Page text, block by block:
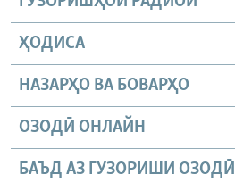
ҲОДИСА
НАЗАРҲО ВА БОВАРҲО
ОЗОДӢ ОНЛАЙН
БАЪД АЗ ГУЗОРИШИ ОЗОДӢ